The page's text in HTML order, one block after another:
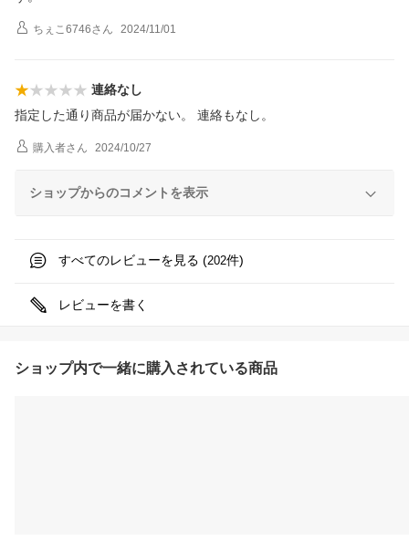
ちぇこ6746さん 2024/11/01
連絡なし
指定した通り商品が届かない。 連絡もなし。
購入者さん 2024/10/27
ショップからのコメントを表示
すべてのレビューを見る (202件)
レビューを書く
ショップ内で一緒に購入されている商品